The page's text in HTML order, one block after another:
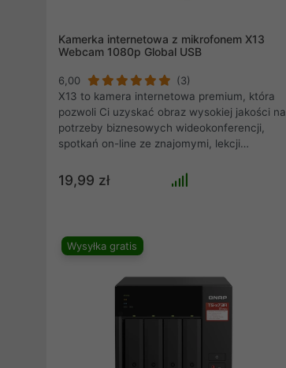
Kamerka internetowa z mikrofonem X13
Webcam 1080p Global USB
6,00
(3)
X13 to kamera internetowa premium, która
pozwoli Ci uzyskać obraz wysokiej jakości na
potrzeby biznesowych wideokonferencji,
spotkań on-line ze znajomymi, lekcji
ma wbudowany mikrofon, , który zapewnia
krystalicznie czysty dźwięk bez irytujących
odległości 5 metrów. Mikrofon zapewnia
komfort, dzięki któremu rozmówcy z
przy tym nie będą musieli nadwyrężać głosu.
19,99 zł
Wysyłka gratis